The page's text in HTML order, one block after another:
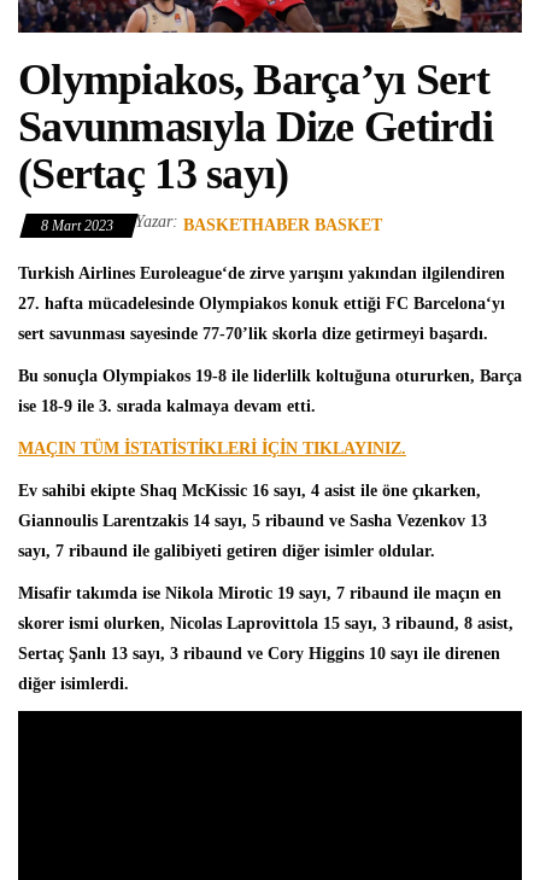
Olympiakos, Barça’yı Sert
Savunmasıyla Dize Getirdi
(Sertaç 13 sayı)
8 Mart 2023 Yazar: BASKETHABER BASKET
Turkish Airlines Euroleague‘de zirve yarışını yakından ilgilendiren
27. hafta mücadelesinde Olympiakos konuk ettiği FC Barcelona‘yı
sert savunması sayesinde 77-70’lik skorla dize getirmeyi başardı.
Bu sonuçla Olympiakos 19-8 ile liderlilk koltuğuna otururken, Barça
ise 18-9 ile 3. sırada kalmaya devam etti.
MAÇIN TÜM İSTATİSTİKLERİ İÇİN TIKLAYINIZ.
Ev sahibi ekipte Shaq McKissic 16 sayı, 4 asist ile öne çıkarken,
Giannoulis Larentzakis 14 sayı, 5 ribaund ve Sasha Vezenkov 13
sayı, 7 ribaund ile galibiyeti getiren diğer isimler oldular.
Misafir takımda ise Nikola Mirotic 19 sayı, 7 ribaund ile maçın en
skorer ismi olurken, Nicolas Laprovittola 15 sayı, 3 ribaund, 8 asist,
Sertaç Şanlı 13 sayı, 3 ribaund ve Cory Higgins 10 sayı ile direnen
diğer isimlerdi.